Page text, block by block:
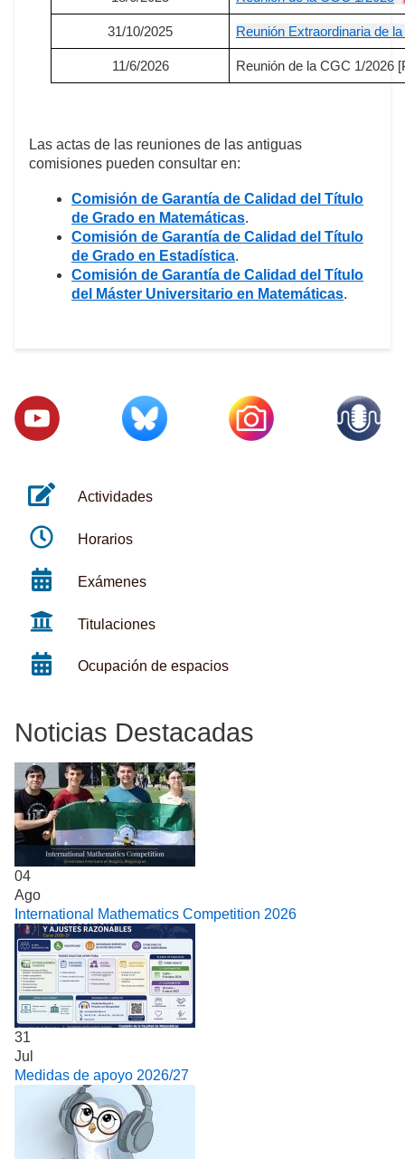
31/10/2025 Reunión Extraordinaria de
11/6/2026 Reunión de la CGC 1/2026
Las actas de las reuniones de las antiguas
comisiones pueden consultar en:
Comisión de Garantía de Calidad del Título
de Grado en Matemáticas.
Comisión de Garantía de Calidad del Título
de Grado en Estadística.
Comisión de Garantía de Calidad del Título
del Máster Universitario en Matemáticas.
Actividades
Horarios
Exámenes
Titulaciones
Ocupación de espacios
Noticias Destacadas
04
Ago
International Mathematics Competition 2026
31
Jul
Medidas de apoyo 2026/27